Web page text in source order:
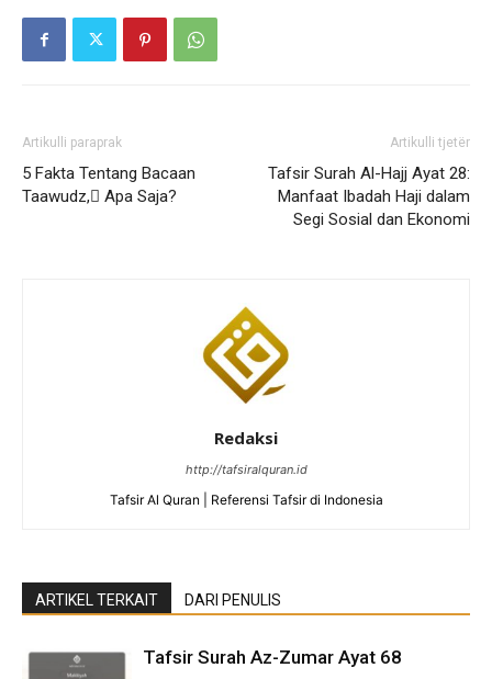
Artikulli paraprak
5 Fakta Tentang Bacaan
Taawudz, ِApa Saja?
Artikulli tjetër
Tafsir Surah Al-Hajj Ayat 28:
Manfaat Ibadah Haji dalam
Segi Sosial dan Ekonomi
Redaksi
http://tafsiralquran.id
Tafsir Al Quran | Referensi Tafsir di Indonesia
ARTIKEL TERKAIT DARI PENULIS
Tafsir Surah Az-Zumar Ayat 68